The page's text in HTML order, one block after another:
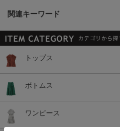
関連キーワード
トップス
ボトムス
ワンピース